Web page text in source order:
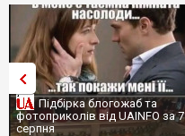
Підбірка блогожаб та
фотоприколів від UAINFO за 7
серпня